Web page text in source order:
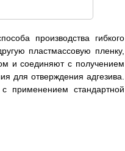
производства гибкого
пластмассовую пленку,
и соединяют с получением
для отверждения адгезива.
применением стандартной